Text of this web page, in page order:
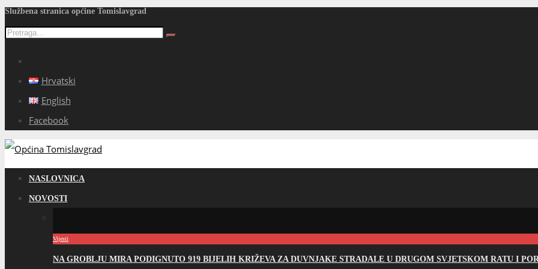
Službena stranica općine Tomislavgrad
Hrvatski
English
Facebook
NASLOVNICA
NOVOSTI
Vijesti
NA GROBLJU MIRA PODIGNUTO 919 BIJELIH KRIŽEVA ZA DUVNJAKE STRADALE U DRUGOM SVJETSKOM RATU I